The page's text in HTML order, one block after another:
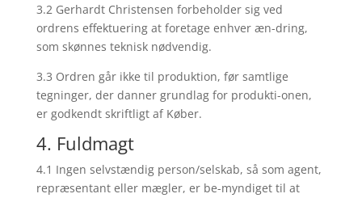
3.2 Gerhardt Christensen forbeholder sig ved
ordrens effektuering at foretage enhver æn-dring,
som skønnes teknisk nødvendig.
3.3 Ordren går ikke til produktion, før samtlige
tegninger, der danner grundlag for produkti-onen,
er godkendt skriftligt af Køber.
4. Fuldmagt
4.1 Ingen selvstændig person/selskab, så som agent,
repræsentant eller mægler, er be-myndiget til at